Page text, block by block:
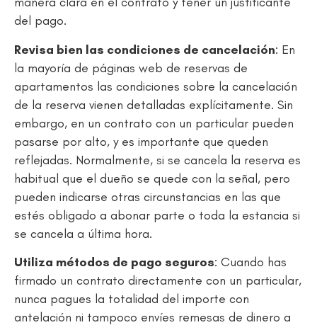
del pago.
Revisa bien las condiciones de cancelación: En
la mayoría de páginas web de reservas de
apartamentos las condiciones sobre la cancelación
de la reserva vienen detalladas explícitamente. Sin
embargo, en un contrato con un particular pueden
pasarse por alto, y es importante que queden
reflejadas. Normalmente, si se cancela la reserva es
habitual que el dueño se quede con la señal, pero
pueden indicarse otras circunstancias en las que
estés obligado a abonar parte o toda la estancia si
se cancela a última hora.
Utiliza métodos de pago seguros: Cuando has
firmado un contrato directamente con un particular,
nunca pagues la totalidad del importe con
antelación ni tampoco envíes remesas de dinero a